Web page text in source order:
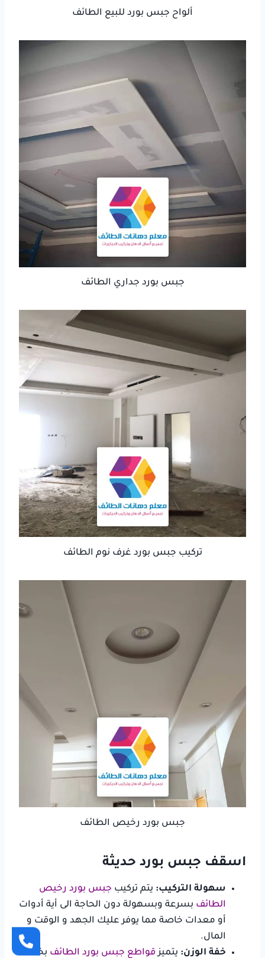
ألواح جبس بورد للبيع الطائف
جبس بورد جداري الطائف
تركيب جبس بورد غرف نوم الطائف
جبس بورد رخيص الطائف
اسقف جبس بورد حديثة
سهولة التركيب: يتم تركيب جبس بورد رخيص
الطائف بسرعة وبسهولة دون الحاجة الى أية أدوات
أو معدات خاصة مما يوفر عليك الجهد و الوقت و
المال.
خفة الوزن: يتميزقواطع جبس بورد الطائف بخفة